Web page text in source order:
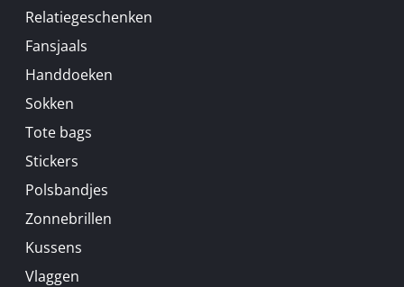
Relatiegeschenken
Fansjaals
Handdoeken
Sokken
Tote bags
Stickers
Polsbandjes
Zonnebrillen
Kussens
Vlaggen